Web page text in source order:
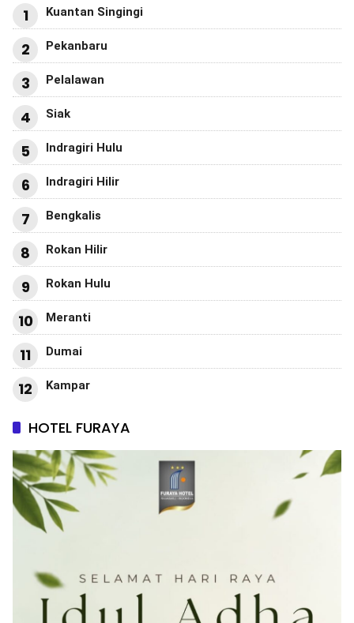
1 Kuantan Singingi
2 Pekanbaru
3 Pelalawan
4 Siak
5 Indragiri Hulu
6 Indragiri Hilir
7 Bengkalis
8 Rokan Hilir
9 Rokan Hulu
10 Meranti
11 Dumai
12 Kampar
HOTEL FURAYA